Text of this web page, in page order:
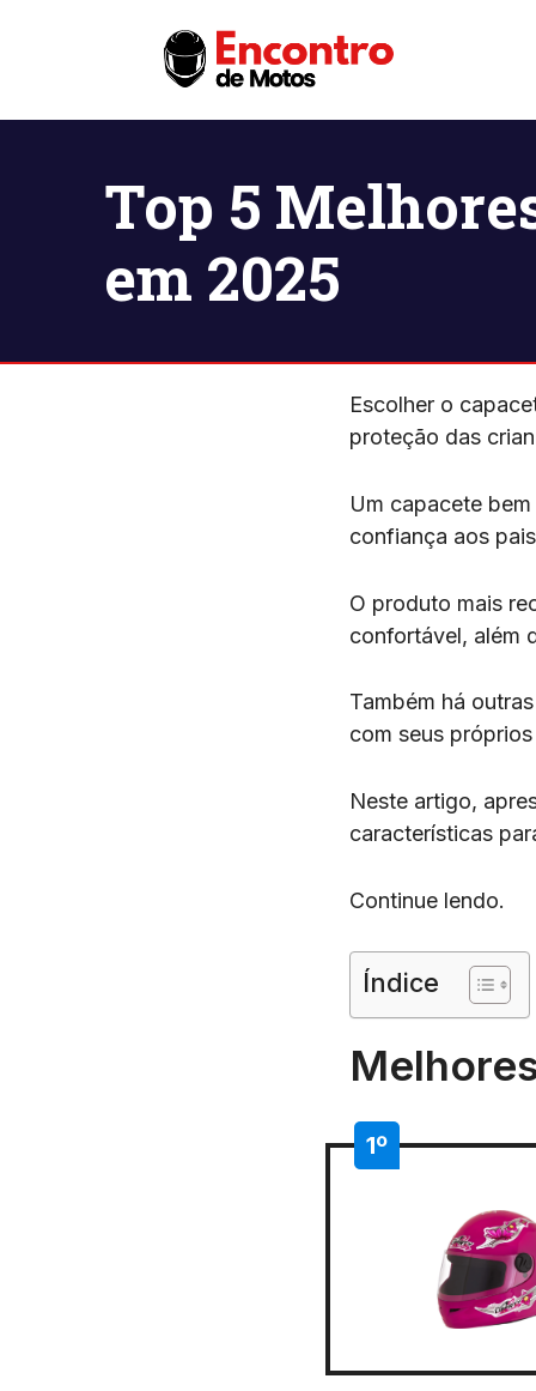
Top 5
em 2025
Escolher o
proteção das
Um capacete
confiança aos
O produto mais
confortável, além
Também há
com seus
Neste artigo,
características
Continue lendo.
Índice
1º